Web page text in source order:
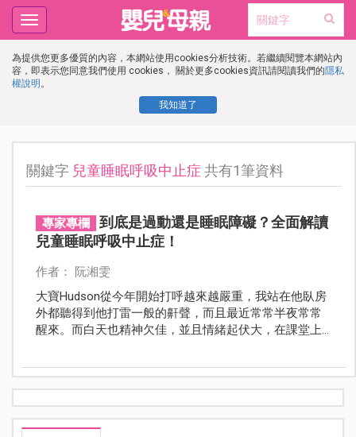
為提供您更多優質的內容，本網站使用cookies分析技術。若繼續閱覽本網站內
容，即表示您同意我們使用 cookies， 關於更多cookies資訊請閱讀我們的隱私
權說明 。
我知道了
Toggle
navigation
關鍵字 兒童睡眠呼吸中止症 共有1筆資料
專家專欄
到底是過動還是睡眠障礙？全面解讀
兒童睡眠呼吸中止症！
作者： 阮湘雯
大寶Hudson從今年開始打呼越來越嚴重，我站在他臥房
外都聽得到他打雷一般的鼾聲，而且最近常常半夜常常
醒來。而白天也精神欠佳，並且情緒起伏大，在課堂上